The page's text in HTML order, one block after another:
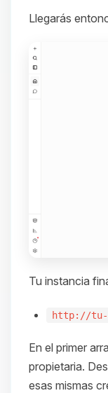
Llegarás
Tu instancia
http://tu-
En el primer
propietaria.
esas mismas